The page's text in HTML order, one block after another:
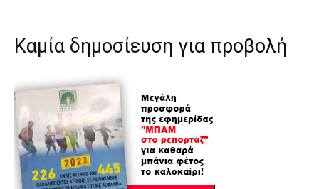
Καμία δημοσίευση για προβολή